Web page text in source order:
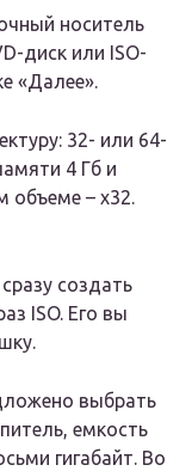
носитель
диск или ISO-
«Далее».
32- или 64-
4 Гб и
объеме – x32.
создать
ISO. Его вы
выбрать
емкость
гигабайт. Во